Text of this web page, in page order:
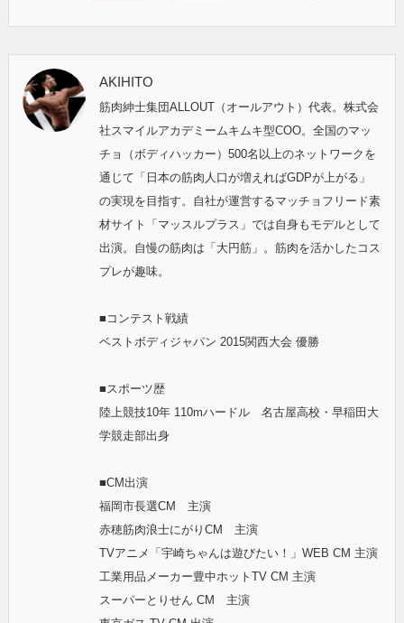
AKIHITO
筋肉紳士集団ALLOUT（オールアウト）代表。株式会
社スマイルアカデミームキムキ型COO。全国のマッ
チョ（ボディハッカー）500名以上のネットワークを
通じて「日本の筋肉人口が増えればGDPが上がる」
の実現を目指す。自社が運営するマッチョフリード素
材サイト「マッスルプラス」では自身もモデルとして
出演。自慢の筋肉は「大円筋」。筋肉を活かしたコス
プレが趣味。
■コンテスト戦績
ベストボディジャパン 2015関西大会 優勝
■スポーツ歴
陸上競技10年 110mハードル 名古屋高校・早稲田大
学競走部出身
■CM出演
福岡市長選CM 主演
赤穂筋肉浪士にがりCM 主演
TVアニメ「宇崎ちゃんは遊びたい！」WEB CM 主演
工業用品メーカー豊中ホットTV CM 主演
スーパーとりせん CM 主演